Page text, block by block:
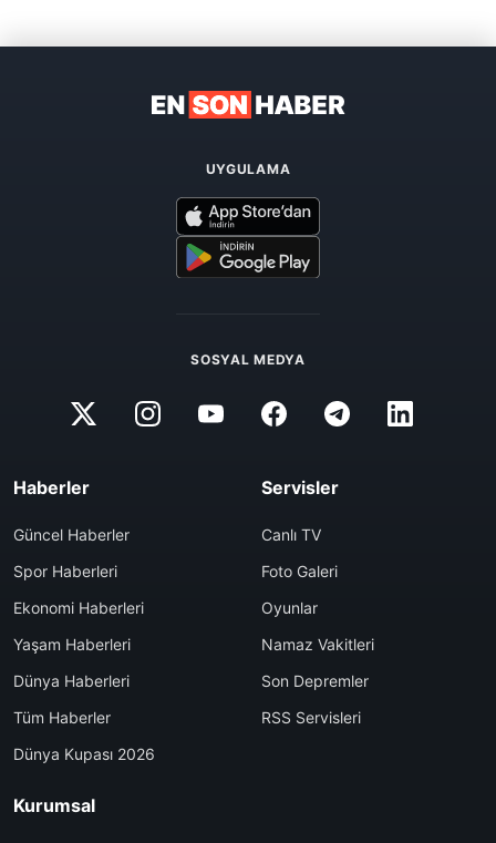
UYGULAMA
SOSYAL MEDYA
Haberler
Güncel Haberler
Spor Haberleri
Ekonomi Haberleri
Yaşam Haberleri
Dünya Haberleri
Tüm Haberler
Dünya Kupası 2026
Servisler
Canlı TV
Foto Galeri
Oyunlar
Namaz Vakitleri
Son Depremler
RSS Servisleri
Kurumsal